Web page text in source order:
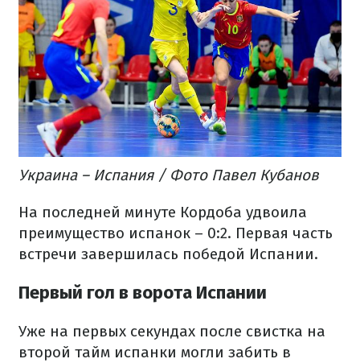
Украина – Испания / Фото Павел Кубанов
На последней минуте Кордоба удвоила
преимущество испанок – 0:2. Первая часть
встречи завершилась победой Испании.
Первый гол в ворота Испании
Уже на первых секундах после свистка на
второй тайм испанки могли забить в